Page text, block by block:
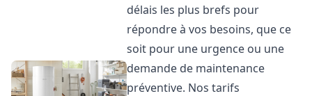
délais les plus brefs pour
répondre à vos besoins, que ce
soit pour une urgence ou une
demande de maintenance
préventive. Nos tarifs